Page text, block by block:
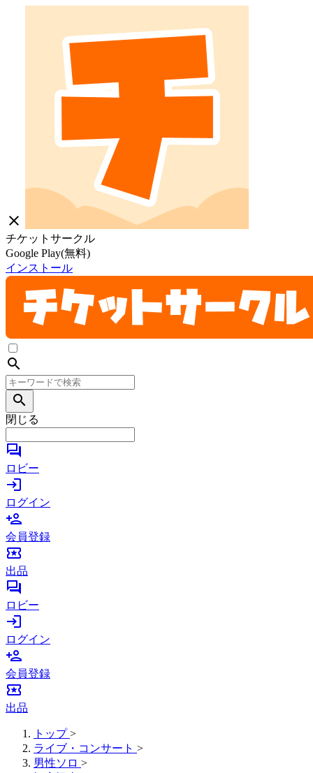
close
チケットサークル
Google Play(無料)
インストール
search
search
閉じる
forum
ロビー
login
ログイン
person_add
会員登録
local_activity
出品
forum
ロビー
login
ログイン
person_add
会員登録
local_activity
出品
トップ >
ライブ・コンサート >
男性ソロ >